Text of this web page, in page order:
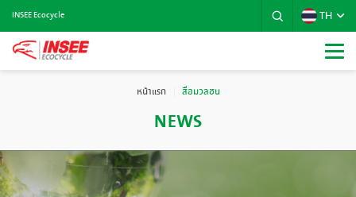
INSEE Ecocycle TH
หน้าแรก สื่อมวลชน
NEWS